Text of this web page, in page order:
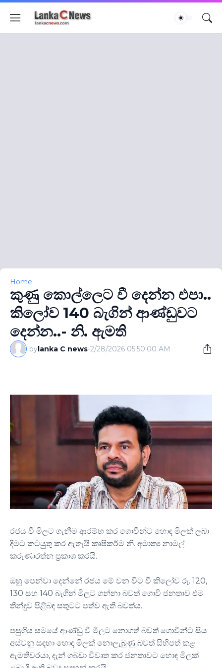
Home
කුණු කොල්ලෙට වී දෙන්න එපා..
කිලෝව 140 බැගින් ආණ්ඩුවට
දෙන්න..- නි. ඇමති
bylanka C news-2/28/2026 05:50:00 AM
රජය වී මිලට ගැනීම ආරම්භ කර ගොවීන්ට හොඳ මිලක් ලබා
දීමට කටයුුතු කර ඇතැයි කෘෂිකර්ම නි. අමාත්‍ය නාමල්
කරුණාරත්න ප්‍රකාශ කරයි.
ඔහු පෙන්වා දෙන්නේ රජය මේ වන විට වී කිලෝව රු. 120,
130 සහ 140 බැගින් මිලට ගන්නා බවත් ගොවි ජනතාව එම
තීන්දුව පිළිබඳ සතුටට පත්ව ඇති බවත්ය.
පසුගිය සමයේ ආණ්ඩු වී මිලට නොගත් බවත් ගොවීන්ට සිය
අස්වනු සඳහා හොඳ මිලක් නොලැබුණු බවත් සිහිපත් කළ
ඇමතිවරයා, දැන් ගබඩා විවෘත කර ජනතාවට හොඳ මිලක්